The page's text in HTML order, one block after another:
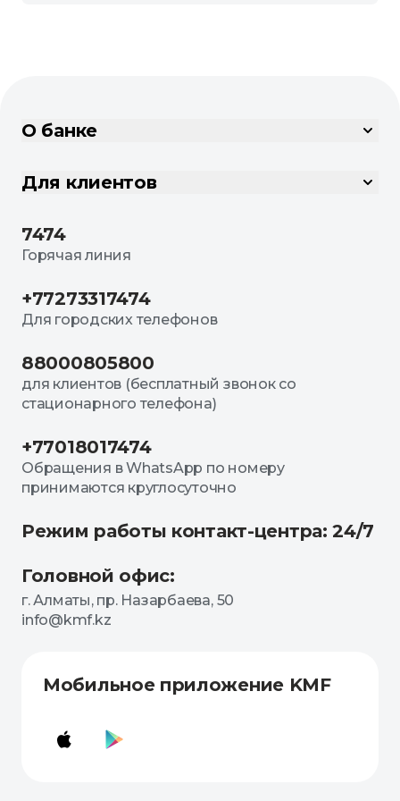
О банке
Для клиентов
7474
Горячая линия
+77273317474
Для городских телефонов
88000805800
для клиентов (бесплатный звонок со
стационарного телефона)
+77018017474
Обращения в WhatsApp по номеру
принимаются круглосуточно
Режим работы контакт-центра: 24/7
Головной офис:
г. Алматы, пр. Назарбаева, 50
info@kmf.kz
Мобильное приложение KMF